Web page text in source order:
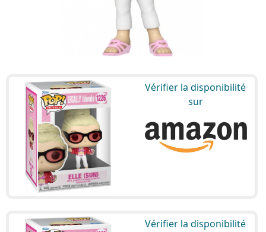
Vérifier la disponibilité
sur
Vérifier la disponibilité